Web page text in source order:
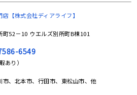
【株式会社ディアライフ】
52－10 ウエルズ別所町B棟101
6549
あり）
、北本市、行田市、東松山市、他